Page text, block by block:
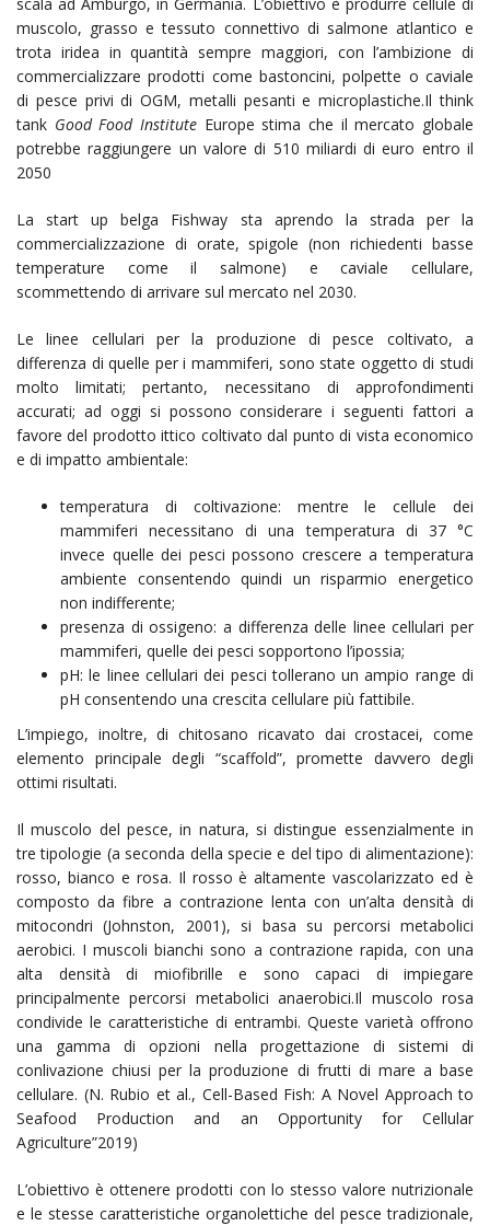
muscolo, grasso e tessuto connettivo di salmone atlantico e
trota iridea in quantità sempre maggiori, con l’ambizione di
commercializzare prodotti come bastoncini, polpette o caviale
di pesce privi di OGM, metalli pesanti e microplastiche.Il think
tank Good Food Institute Europe stima che il mercato globale
potrebbe raggiungere un valore di 510 miliardi di euro entro il
2050
La start up belga Fishway sta aprendo la strada per la
commercializzazione di orate, spigole (non richiedenti basse
temperature come il salmone) e caviale cellulare,
scommettendo di arrivare sul mercato nel 2030.
Le linee cellulari per la produzione di pesce coltivato, a
differenza di quelle per i mammiferi, sono state oggetto di studi
molto limitati; pertanto, necessitano di approfondimenti
accurati; ad oggi si possono considerare i seguenti fattori a
favore del prodotto ittico coltivato dal punto di vista economico
e di impatto ambientale:
temperatura di coltivazione: mentre le cellule dei
mammiferi necessitano di una temperatura di 37 °C
invece quelle dei pesci possono crescere a temperatura
ambiente consentendo quindi un risparmio energetico
non indifferente;
presenza di ossigeno: a differenza delle linee cellulari per
mammiferi, quelle dei pesci sopportono l’ipossia;
pH: le linee cellulari dei pesci tollerano un ampio range di
pH consentendo una crescita cellulare più fattibile.
L’impiego, inoltre, di chitosano ricavato dai crostacei, come
elemento principale degli “scaffold”, promette davvero degli
ottimi risultati.
Il muscolo del pesce, in natura, si distingue essenzialmente in
tre tipologie (a seconda della specie e del tipo di alimentazione):
rosso, bianco e rosa. Il rosso è altamente vascolarizzato ed è
composto da fibre a contrazione lenta con un’alta densità di
mitocondri (Johnston, 2001), si basa su percorsi metabolici
aerobici. I muscoli bianchi sono a contrazione rapida, con una
alta densità di miofibrille e sono capaci di impiegare
principalmente percorsi metabolici anaerobici.Il muscolo rosa
condivide le caratteristiche di entrambi. Queste varietà offrono
una gamma di opzioni nella progettazione di sistemi di
conlivazione chiusi per la produzione di frutti di mare a base
cellulare. (N. Rubio et al., Cell-Based Fish: A Novel Approach to
Seafood Production and an Opportunity for Cellular
Agriculture”2019)
L’obiettivo è ottenere prodotti con lo stesso valore nutrizionale
e le stesse caratteristiche organolettiche del pesce tradizionale,